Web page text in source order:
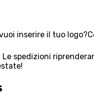
inserire il tuo logo?
Le spedizioni